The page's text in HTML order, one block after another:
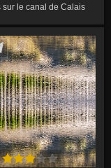
sur le canal de Calais
Écrire un commentaire